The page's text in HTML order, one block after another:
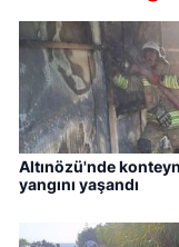
Altınözü'nde
yangını yaşandı